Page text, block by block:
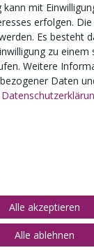
2026 | Alle Rechte
mit
erfolgen.
Es besteht
zu
Weitere
Daten
Alle akzeptieren
Alle ablehnen